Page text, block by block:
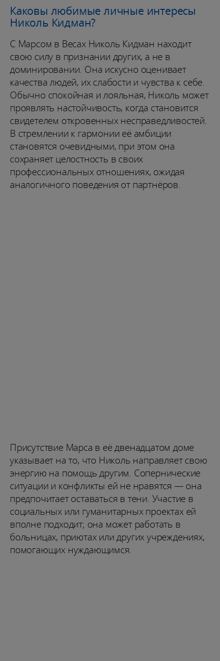
Каковы любимые личные интересы
Николь Кидман?
С Марсом в Весах Николь Кидман находит
свою силу в признании других, а не в
доминировании. Она искусно оценивает
качества людей, их слабости и чувства к себе.
Обычно спокойная и лояльная, Николь может
проявлять настойчивость, когда становится
свидетелем откровенных несправедливостей.
В стремлении к гармонии её амбиции
становятся очевидными, при этом она
сохраняет целостность в своих
профессиональных отношениях, ожидая
аналогичного поведения от партнёров.
Присутствие Марса в её двенадцатом доме
указывает на то, что Николь направляет свою
энергию на помощь другим. Сопернические
ситуации и конфликты ей не нравятся — она
предпочитает оставаться в тени. Участие в
социальных или гуманитарных проектах ей
вполне подходит; она может работать в
больницах, приютах или других учреждениях,
помогающих нуждающимся.